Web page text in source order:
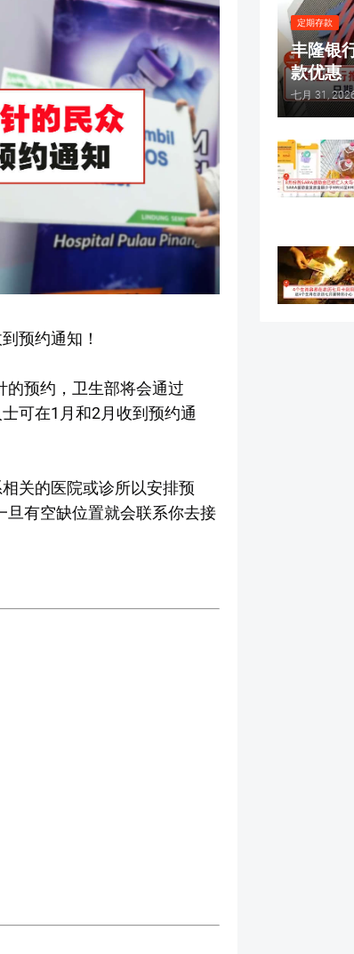
预约通知！
的预约，卫生部将会通过
可在1月和2月收到预约通
关的医院或诊所以安排预
有空缺位置就会联系你去接
定期存款
丰隆银
款优惠
七月 31,